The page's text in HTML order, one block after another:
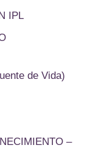
IPL
de Vida)
–